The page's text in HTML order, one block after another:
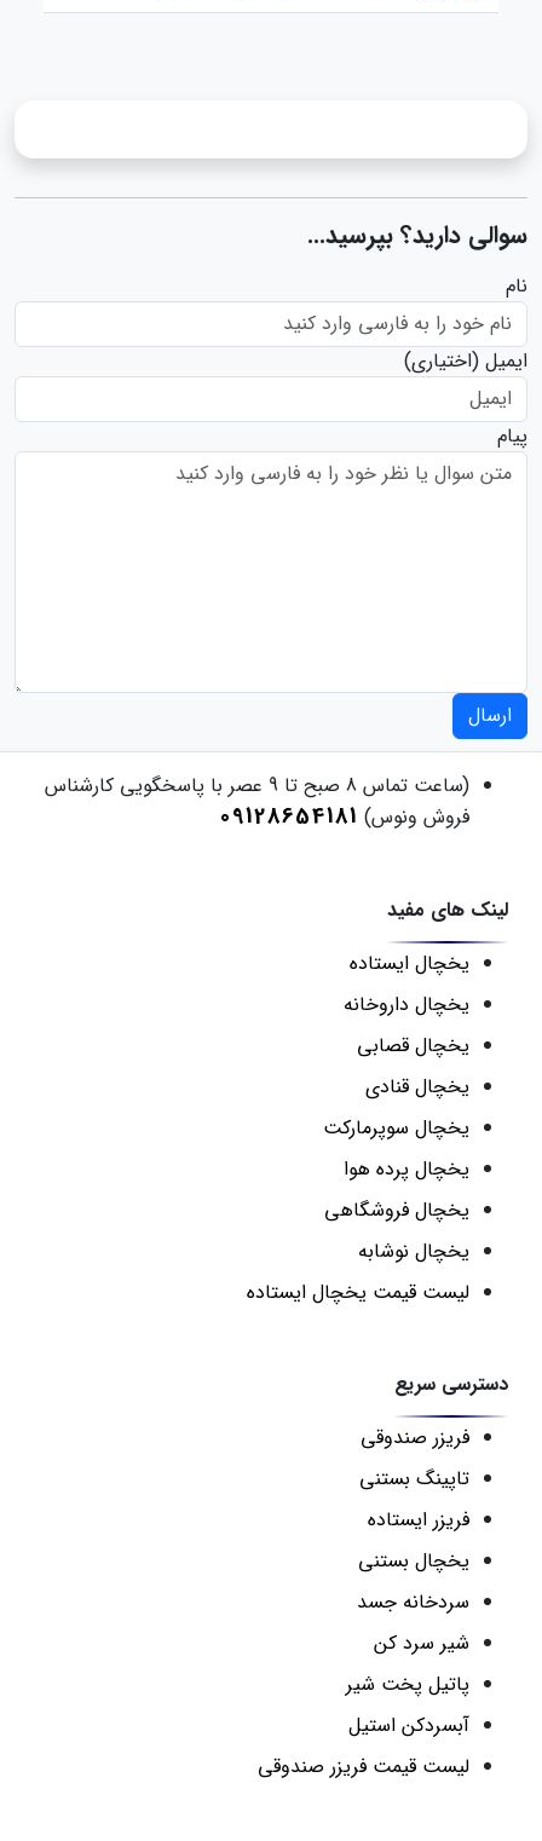
سوالی دارید؟ بپرسید...
نام
ایمیل (اختیاری)
پیام
ارسال
(ساعت تماس 8 صبح تا 9 عصر با پاسخگویی کارشناس
فروش ونوس) 09128654181
لینک های مفید
یخچال ایستاده
یخچال داروخانه
یخچال قصابی
یخچال قنادی
یخچال سوپرمارکت
یخچال پرده هوا
یخچال فروشگاهی
یخچال نوشابه
لیست قیمت یخچال ایستاده
دسترسی سریع
فریزر صندوقی
تاپینگ بستنی
فریزر ایستاده
یخچال بستنی
سردخانه جسد
شیر سرد کن
پاتیل پخت شیر
آبسردکن استیل
لیست قیمت فریزر صندوقی